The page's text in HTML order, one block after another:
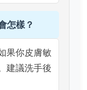
怎樣？
果你皮膚敏
建議洗手後